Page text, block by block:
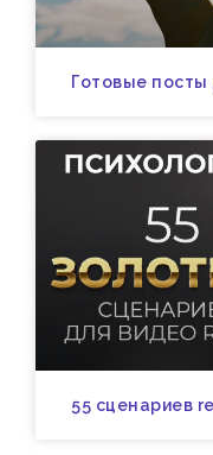
Готовые посты
55 сценариев